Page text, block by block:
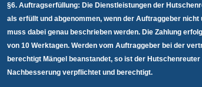
§6. Auftragserfüllung: Die Dienstleistungen der
als erfüllt und abgenommen, wenn der Auftraggeber
muss dabei genau beschrieben werden. Die Zahlung
von 10 Werktagen. Werden vom Auftraggeber bei der
berechtigt Mängel beanstandet, so ist der
Nachbesserung verpflichtet und berechtigt.